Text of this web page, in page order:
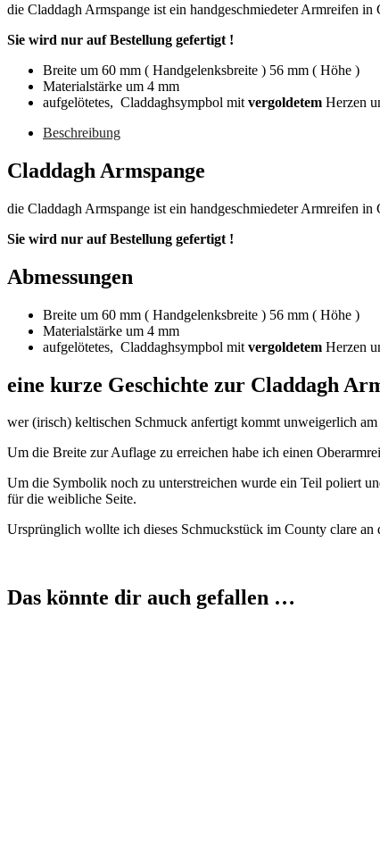
die Claddagh Armspange ist ein handgeschmiedeter Armreifen in
Sie wird nur auf Bestellung gefertigt !
Breite um 60 mm ( Handgelenksbreite ) 56 mm ( Höhe )
Materialstärke um 4 mm
aufgelötetes, Claddaghsympbol mit vergoldetem Herzen
Beschreibung
Claddagh Armspange
die Claddagh Armspange ist ein handgeschmiedeter Armreifen in
Sie wird nur auf Bestellung gefertigt !
Abmessungen
Breite um 60 mm ( Handgelenksbreite ) 56 mm ( Höhe )
Materialstärke um 4 mm
aufgelötetes, Claddaghsympbol mit vergoldetem Herzen
eine kurze Geschichte zur Claddagh
wer (irisch) keltischen Schmuck anfertigt kommt unweigerlich
Um die Breite zur Auflage zu erreichen habe ich einen
Um die Symbolik noch zu unterstreichen wurde ein Teil poliert
für die weibliche Seite.
Ursprünglich wollte ich dieses Schmuckstück im County clare
Das könnte dir auch gefallen …